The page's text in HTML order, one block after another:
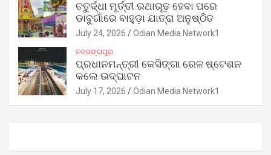
ଚତୁର୍ଦ୍ଧା ମୂର୍ତ୍ତୀ ରଥାରୂଢ଼ ହେବା ପରେ
ଡାବୁଗାଁରେ ବାହୁଡ଼ା ଯାତ୍ରା ଅନୁଷ୍ଠିତ
July 24, 2026 Odian Media Network1
ନବରଙ୍ଗପୁର
ପ୍ରଧାନମନ୍ତ୍ରୀ କେସିଙ୍ଗା ରେଳ ଷ୍ଟେଶନ
କଲେ ଉଦ୍‌ଘାଟନ
July 17, 2026 Odian Media Network1